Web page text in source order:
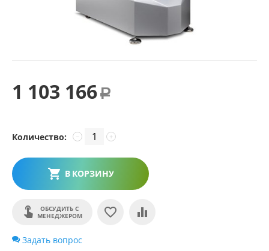
1 103 166 Р
Количество: +
−
В КОРЗИНУ
ОБСУДИТЬ С
МЕНЕДЖЕРОМ
Задать вопрос